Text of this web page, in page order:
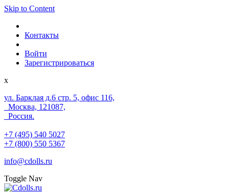
Skip to Content
Контакты
Войти
Зарегистрироваться
x
ул. Барклая д.6 стр. 5, офис 116,
Москва, 121087,
Россия.
+7 (495) 540 5027
+7 (800) 550 5367
info@cdolls.ru
Toggle Nav